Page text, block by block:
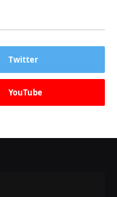
Twitter
YouTube